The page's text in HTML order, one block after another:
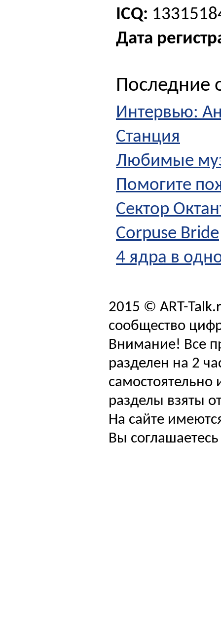
ICQ:
Дата
Последние
Интервью:
Станция
Любимые
Помогите
Сектор
Corpuse Bride
4 ядра в
2015 © ART-
сообщество
Внимание! Все
разделен на 2
самостоятельно
разделы взяты
На сайте
Вы